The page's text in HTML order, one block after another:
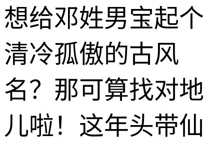
想给邓姓男宝起个
清冷孤傲的古风
名？那可算找对地
儿啦！这年头带仙